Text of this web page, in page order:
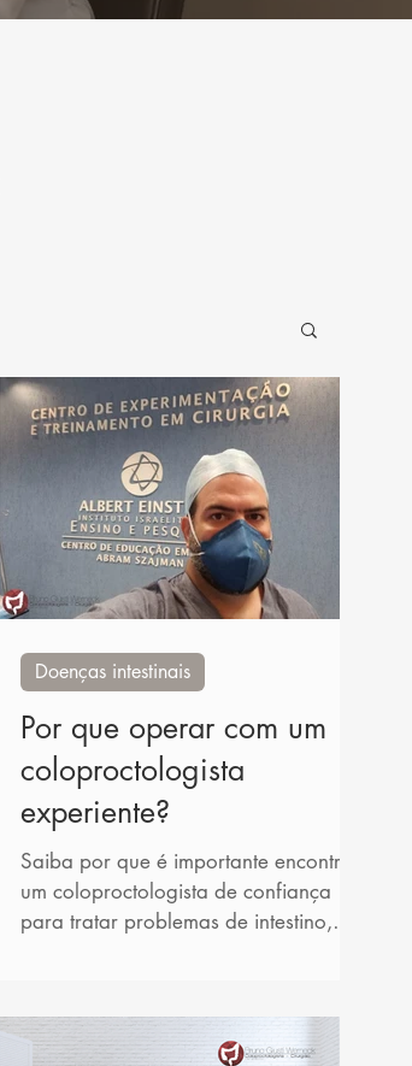
Generalidades
Por que operar com um
coloproctologista
experiente?
Saiba por que é importante encontrar
um coloproctologista de confiança
para tratar problemas de intestino,
Doenças intestinais